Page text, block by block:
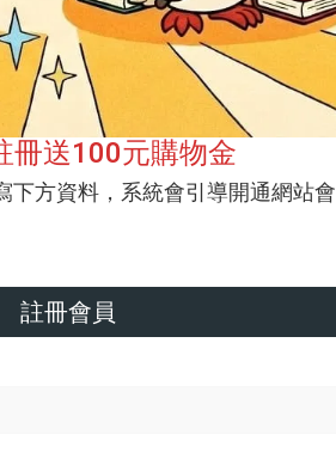
冊送100元購物金
下方資料，系統會引導開通網站
註冊會員